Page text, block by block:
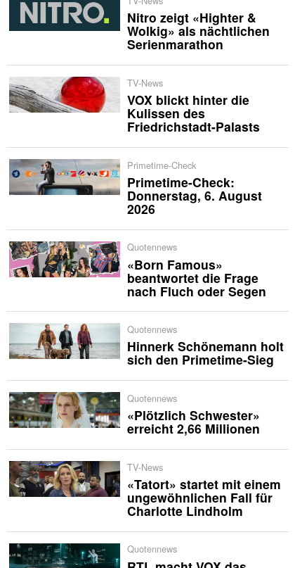
Nitro zeigt «Highter &
Wolkig» als nächtlichen
Serienmarathon
TV-News
VOX blickt hinter die
Kulissen des
Friedrichstadt-Palasts
Primetime-Check
Primetime-Check:
Donnerstag, 6. August
2026
Quotennews
«Born Famous»
beantwortet die Frage
nach Fluch oder Segen
Quotennews
Hinnerk Schönemann holt
sich den Primetime-Sieg
Quotennews
«Plötzlich Schwester»
erreicht 2,66 Millionen
TV-News
«Tatort» startet mit einem
ungewöhnlichen Fall für
Charlotte Lindholm
Quotennews